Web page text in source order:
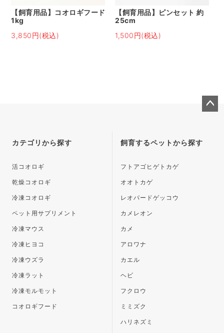
【飼育用品】コオロギフード
1kg
3,850円(税込)
【飼育用品】ピンセット 約
25cm
1,500円(税込)
カテゴリから探す
活コオロギ
乾燥コオロギ
冷凍コオロギ
ペット用サプリメント
冷凍マウス
冷凍ヒヨコ
冷凍ウズラ
冷凍ラット
冷凍モルモット
コオロギフード
飼育するペットから探す
フトアゴヒゲトカゲ
オオトカゲ
レオパードゲッコウ
カメレオン
カメ
アロワナ
カエル
ヘビ
フクロウ
ミミズク
ハリネズミ